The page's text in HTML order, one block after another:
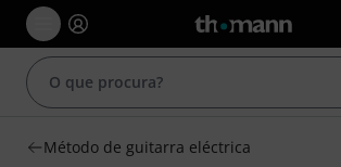
Método de guitarra eléctrica